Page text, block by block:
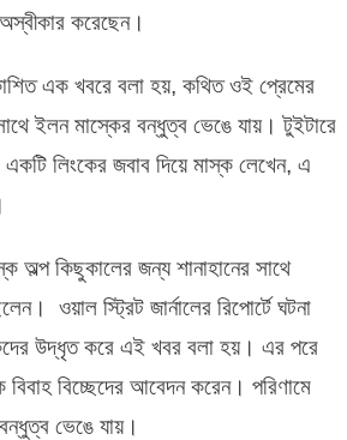
সাথে
খবর
:
মাস্কের
করেছেন।
এক খবরে বলা হয়, কথিত ওই প্রেমের
ইলন মাস্কের বন্ধুত্ব ভেঙে যায়। টুইটারে
একটি লিংকের জবাব দিয়ে মাস্ক লেখেন, এ
অল্প কিছুকালের জন্য শানাহানের সাথে
ওয়াল স্ট্রিট জার্নালের রিপোর্টে ঘটনা
উদ্ধৃত করে এই খবর বলা হয়। এর পরে
বিচ্ছেদের আবেদন করেন। পরিণামে
ভেঙে যায়।